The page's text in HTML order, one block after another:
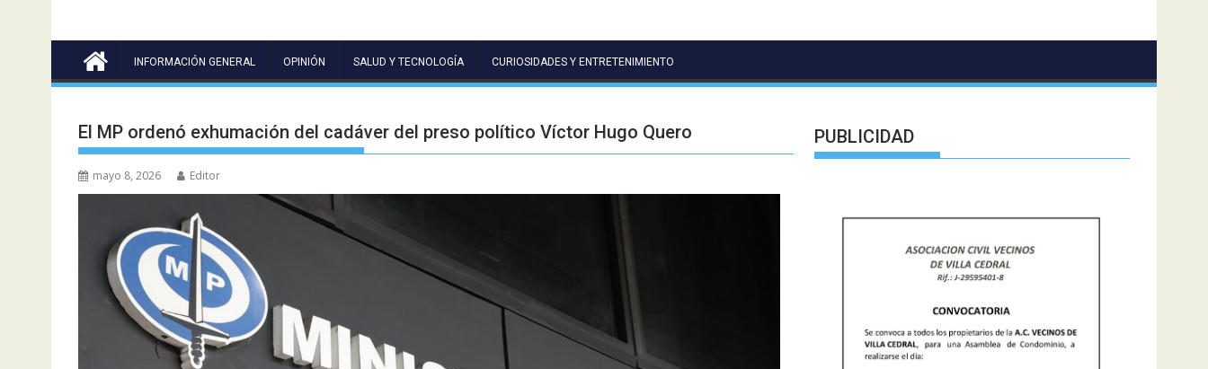
INFORMACIÓN GENERAL OPINIÓN SALUD Y TECNOLOGÍA CURIOSIDADES Y ENTRETENIMIENTO
El MP ordenó exhumación del cadáver del preso político Víctor Hugo Quero
mayo 8, 2026 Editor
PUBLICIDAD